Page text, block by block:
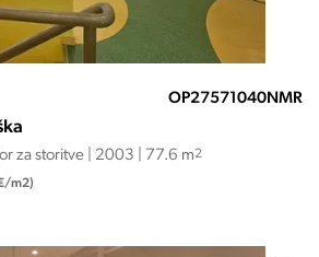
OP27571040NMR
za storitve | 2003 | 77.6 m2
m2)